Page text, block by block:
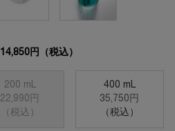
14,850円 （税込）
選択済み
商品バリエーションは在庫切れで
200 mL
22,990円
（税込）
, 2/3 選択済み
400 mL
35,750円
（税込）
, 3/3